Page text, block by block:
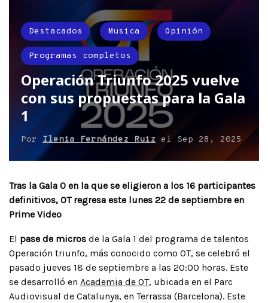
Destacados Musica Opinión
Programas completos
Operación Triunfo 2025 vuelve
con sus propuestas para la Gala
1
Por Ilenia Fernández Ruiz el Sep 28, 2025
Tras la Gala 0 en la que se eligieron a los 16 participantes
definitivos, OT regresa este lunes 22 de septiembre en
Prime Video
El pase de micros de la Gala 1 del programa de talentos
Operación triunfo, más conocido como OT, se celebró el
pasado jueves 18 de septiembre a las 20:00 horas. Este
se desarrolló en Academia de OT, ubicada en el Parc
Audiovisual de Catalunya, en Terrassa (Barcelona). Este